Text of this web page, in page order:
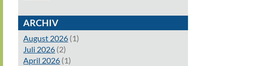
ARCHIV
August 2026 (1)
Juli 2026 (2)
April 2026 (1)